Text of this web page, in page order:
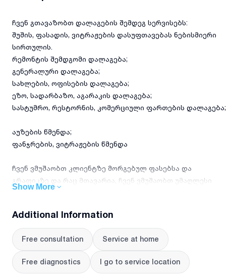
ჩვენ გთავაზობთ დალაგების შემდეგ სერვისებს:
შუშის, ფასადის, ვიტრაჟების დასუფთავებას ნებისმიერი
სირთულის.
რემონტის შემდგომი დალაგება;
გენერალური დალაგება;
სახლების, ოფისების დალაგება;
ეზო, სადარბაზო, აგარაკის დალაგება;
სასტუმრო, რესტორნის, კომერციული ფართების დალაგება;
აუზების წმენდა;
ფანჯრების, ვიტრაჟების წმენდა
ჩვენ ვმუშაობთ კლიენტზე მორგებულ ფასებსა და
გრაფიკზე და რაც მთავარია, ჩვენ ვმუშაობთ უმაღლესი
ხარისხის და არაალერგიული ხსნარებით და
ჩვენ ვზრუნავთ მომხმარებლის კომფორტზე!
დაინტერესების შემთხვევაში დაგვიკავშირდით ნომერზე
Show More
Additional Information
Free consultation Service at home
Free diagnostics I go to service location